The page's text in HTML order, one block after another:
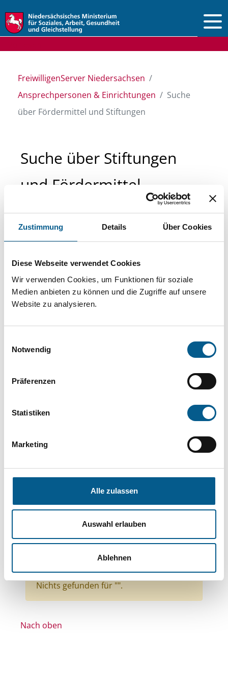
Zustimmung Details Über Cookies
Diese Webseite verwendet Cookies
Wir verwenden Cookies, um Funktionen für soziale
Medien anbieten zu können und die Zugriffe auf unsere
Website zu analysieren.
Notwendig
Präferenzen
Statistiken
Marketing
Alle zulassen
Auswahl erlauben
Ablehnen
FreiwilligenServer Niedersachsen
Ansprechpersonen & Einrichtungen
Suche
über Fördermittel und Stiftungen
Suche über Stiftungen
und Fördermittel
Sie suchen finanzielle Unterstützung für ein
Projekt oder ein Vorhaben? Hier können Sie
Stiftungsdatenbank recherchieren. Bei der
Suche bitte die Groß- und Kleinschreibung
beachten.
können durch die Wahl von Bereichen oder
Suchen
Themen: Hilfsbedürftige Menschen
Themen: Natur- & Umweltschutz
Themen: Kunst & Kultur
Themen: Ländliche Entwicklung
Themen: Politische Bildung & Demokratie
Alle Filter entfernen
Nichts gefunden für "".
Nach oben